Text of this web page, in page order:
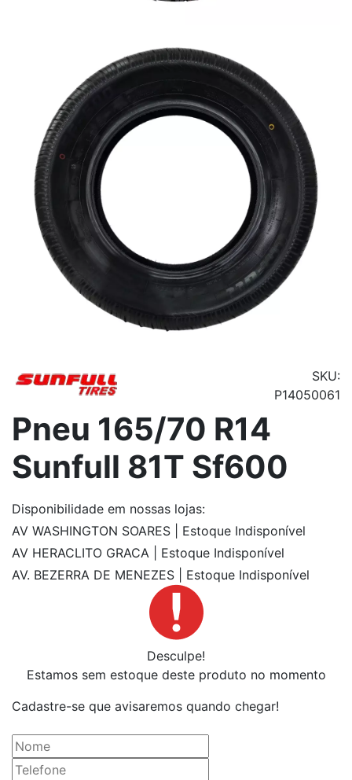
SKU:
P14050061
Pneu 165/70 R14
Sunfull 81T Sf600
Disponibilidade em nossas lojas:
AV WASHINGTON SOARES | Estoque Indisponível
AV HERACLITO GRACA | Estoque Indisponível
AV. BEZERRA DE MENEZES | Estoque Indisponível
Desculpe!
Estamos sem estoque deste produto no momento
Cadastre-se que avisaremos quando chegar!